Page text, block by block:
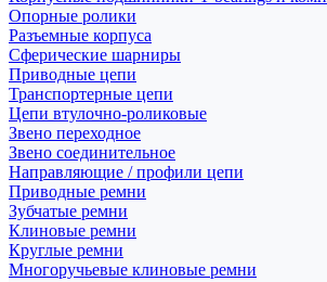
Опорные ролики
Разъемные корпуса
Сферические шарниры
Приводные цепи
Транспортерные цепи
Цепи втулочно-роликовые
Звено переходное
Звено соединительное
Направляющие / профили цепи
Приводные ремни
Зубчатые ремни
Клиновые ремни
Круглые ремни
Многоручьевые клиновые ремни